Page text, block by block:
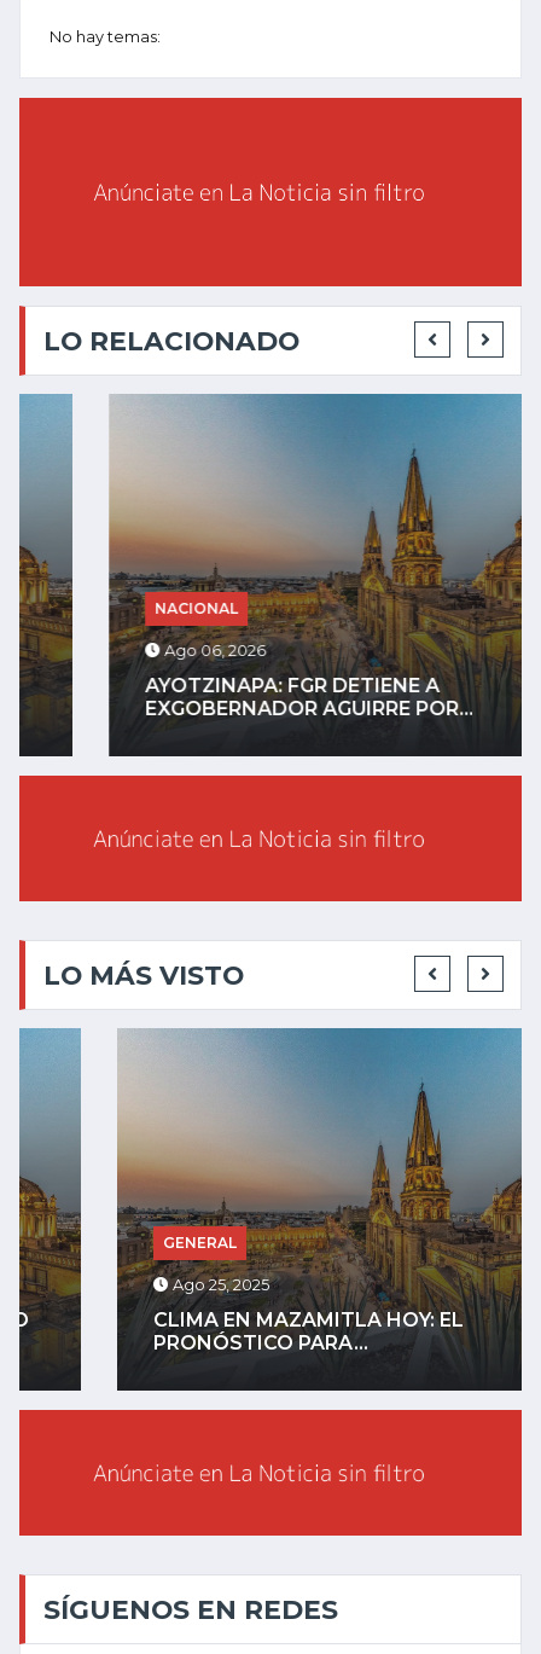
No hay temas:
LO RELACIONADO
NACIONAL
Ago 06, 2026
AYOTZINAPA: FGR DETIENE A
EXGOBERNADOR AGUIRRE POR...
LO MÁS VISTO
GENERAL
Ago 25, 2025
CLIMA EN MAZAMITLA HOY: EL
PRONÓSTICO PARA...
SÍGUENOS EN REDES